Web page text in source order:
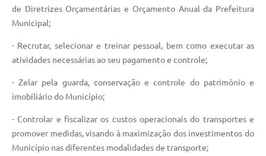
de Diretrizes Orçamentárias e Orçamento Anual da Prefeitura
Municipal;
- Recrutar, selecionar e treinar pessoal, bem como executar as
atividades necessárias ao seu pagamento e controle;
- Zelar pela guarda, conservação e controle do patrimônio e
imobiliário do Município;
- Controlar e fiscalizar os custos operacionais do transportes e
promover medidas, visando à maximização dos investimentos do
Município nas diferentes modalidades de transporte;